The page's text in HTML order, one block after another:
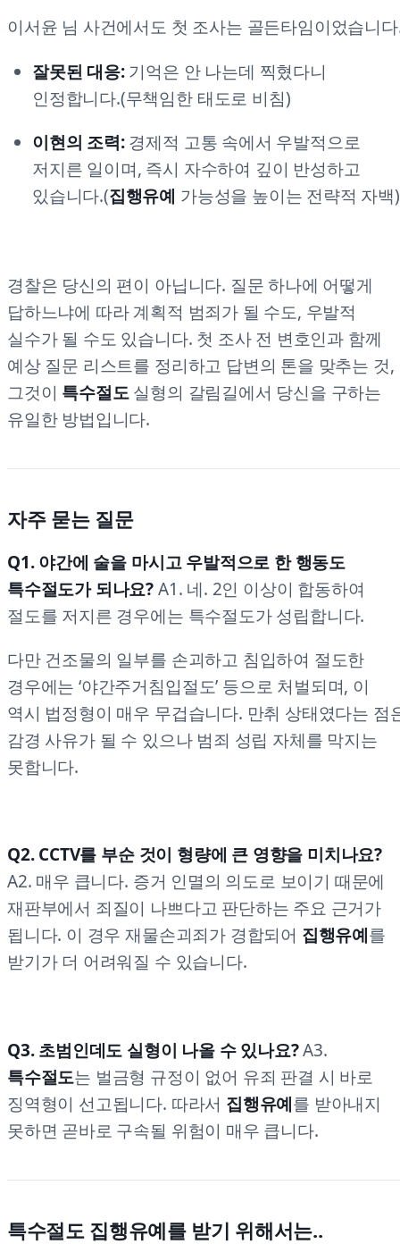
이서윤 님 사건에서도 첫 조사는 골든타임이었습니
잘못된 대응:기억은 안 나는데 찍혔다니
인정합니다.(무책임한 태도로 비침)
이현의 조력:경제적 고통 속에서 우발적으로
저지른 일이며, 즉시 자수하여 깊이 반성하고
있습니다.(집행유예 가능성을 높이는 전략적 자백)
경찰은 당신의 편이 아닙니다. 질문 하나에 어떻게
답하느냐에 따라 계획적 범죄가 될 수도, 우발적
실수가 될 수도 있습니다. 첫 조사 전 변호인과 함께
예상 질문 리스트를 정리하고 답변의 톤을 맞추는 것,
그것이 특수절도실형의 갈림길에서 당신을 구하는
유일한 방법입니다.
자주 묻는 질문
Q1. 야간에 술을 마시고 우발적으로 한 행동도
특수절도가 되나요?A1. 네. 2인 이상이 합동하여
절도를 저지른 경우에는 특수절도가 성립합니다.
다만 건조물의 일부를 손괴하고 침입하여 절도한
경우에는 ‘야간주거침입절도’ 등으로 처벌되며, 이
역시 법정형이 매우 무겁습니다. 만취 상태였다는 점
감경 사유가 될 수 있으나 범죄 성립 자체를 막지는
못합니다.
Q2. CCTV를 부순 것이 형량에 큰 영향을 미치나요?
A2. 매우 큽니다. 증거 인멸의 의도로 보이기 때문에
재판부에서 죄질이 나쁘다고 판단하는 주요 근거가
됩니다. 이 경우 재물손괴죄가 경합되어 집행유예를
받기가 더 어려워질 수 있습니다.
Q3. 초범인데도 실형이 나올 수 있나요?A3.
특수절도는 벌금형 규정이 없어 유죄 판결 시 바로
징역형이 선고됩니다. 따라서 집행유예를 받아내지
못하면 곧바로 구속될 위험이 매우 큽니다.
특수절도 집행유예를 받기 위해서는..